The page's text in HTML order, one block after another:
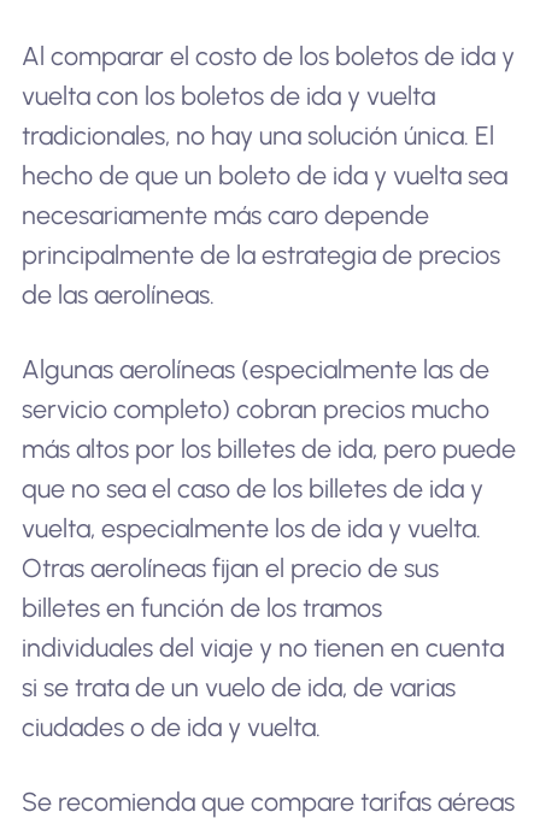
Al comparar el costo de los boletos de ida y
vuelta con los boletos de ida y vuelta
tradicionales, no hay una solución única. El
hecho de que un boleto de ida y vuelta sea
necesariamente más caro depende
principalmente de la estrategia de precios
de las aerolíneas.
Algunas aerolíneas (especialmente las de
servicio completo) cobran precios mucho
más altos por los billetes de ida, pero puede
que no sea el caso de los billetes de ida y
vuelta, especialmente los de ida y vuelta.
Otras aerolíneas fijan el precio de sus
billetes en función de los tramos
individuales del viaje y no tienen en cuenta
si se trata de un vuelo de ida, de varias
ciudades o de ida y vuelta.
Se recomienda que compare tarifas aéreas